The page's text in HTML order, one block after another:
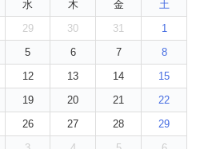
水 木 金
土
29 30 31
1
5 6 7
8
12 13 14
15
19 20 21
22
26 27 28
29